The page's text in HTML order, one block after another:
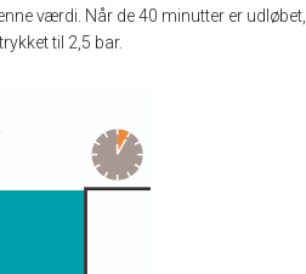
værdi. Når de 40 minutter er
til 2,5 bar.